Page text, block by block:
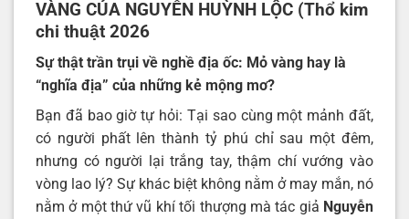
VÀNG CỦA NGUYỄN HUỲNH LỘC (Thổ kim
chi thuật 2026
Sự thật trần trụi về nghề địa ốc: Mỏ vàng hay là
“nghĩa địa” của những kẻ mộng mơ?
Bạn đã bao giờ tự hỏi: Tại sao cùng một mảnh đất,
có người phất lên thành tỷ phú chỉ sau một đêm,
nhưng có người lại trắng tay, thậm chí vướng vào
vòng lao lý? Sự khác biệt không nằm ở may mắn, nó
nằm ở một thứ vũ khí tối thượng mà tác giả Nguyễn